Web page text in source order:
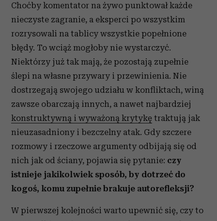
Choćby komentator na żywo punktował każde
nieczyste zagranie, a eksperci po wszystkim
rozrysowali na tablicy wszystkie popełnione
błędy. To wciąż mogłoby nie wystarczyć.
Niektórzy już tak mają, że pozostają zupełnie
ślepi na własne przywary i przewinienia. Nie
dostrzegają swojego udziału w konfliktach, winą
zawsze obarczają innych, a nawet najbardziej
konstruktywną i wyważoną krytykę traktują jak
nieuzasadniony i bezczelny atak. Gdy szczere
rozmowy i rzeczowe argumenty odbijają się od
nich jak od ściany, pojawia się pytanie: czy
istnieje jakikolwiek sposób, by dotrzeć do
kogoś, komu zupełnie brakuje autorefleksji?
W pierwszej kolejności warto upewnić się, czy to